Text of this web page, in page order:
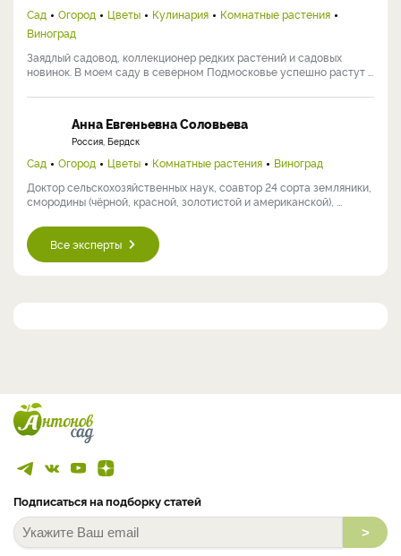
Сад Огород Цветы Кулинария
Комнатные растения
Виноград
Заядлый садовод, коллекционер редких растений и садовых
новинок. В моем саду в северном Подмосковье успешно растут ...
Анна Евгеньевна Соловьева
Россия, Бердск
Сад Огород Цветы Комнатные растения
Виноград
Доктор сельскохозяйственных наук, соавтор 24 сорта земляники,
смородины (чёрной, красной, золотистой и американской), ...
Все эксперты
Подписаться на подборку статей
>